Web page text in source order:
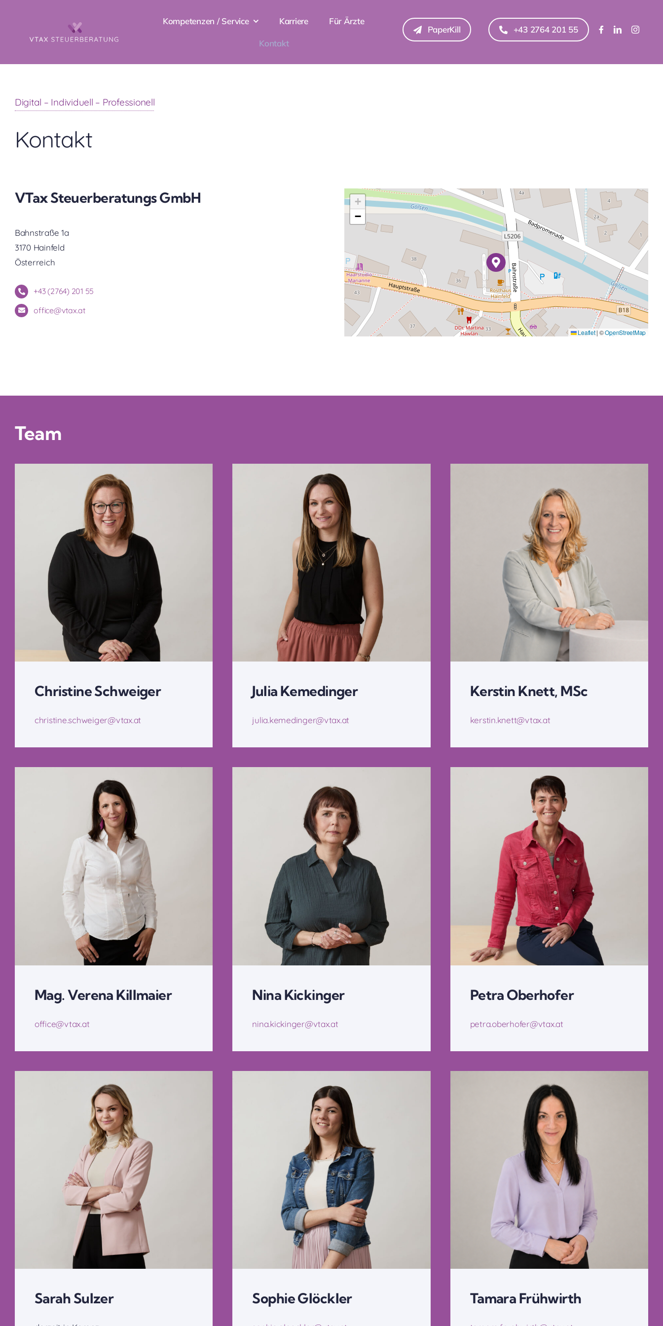
springen
Kompetenzen / Service Karriere Für Ärzte
Kontakt
PaperKill +43 2764 201 55
Digital – Individuell – Professionell
Kontakt
VTax Steuerberatungs GmbH
Bahnstraße 1a
3170 Hainfeld
Österreich
+43 (2764) 201 55
office@vtax.at
+
−
Leaflet| ©OpenStreetMap
Team
Christine Schweiger
christine.schweiger@vtax.at
Julia Kemedinger
julia.kemedinger@vtax.at
Kerstin Knett, MSc
kerstin.knett@vtax.at
Mag. Verena Killmaier
office@vtax.at
Nina Kickinger
nina.kickinger@vtax.at
Petra Oberhofer
petra.oberhofer@vtax.at
Sarah Sulzer Sophie Glöckler Tamara Frühwirth